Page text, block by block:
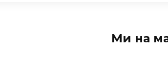
Ми на